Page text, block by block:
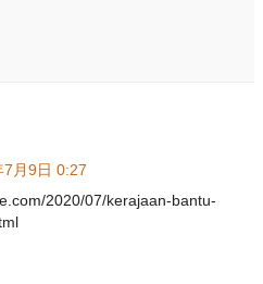
7月9日 0:27
2020/07/kerajaan-bantu-